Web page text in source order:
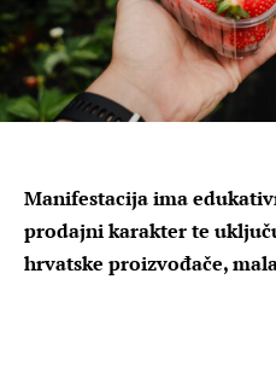
Manifestacija ima
prodajni karakter te
hrvatske proizvođače,